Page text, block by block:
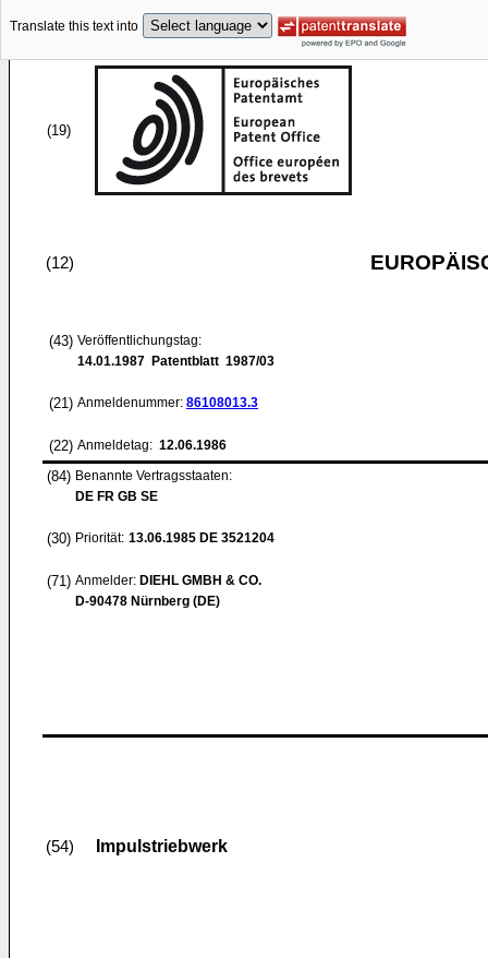
Translate this text into
(19)
(12)
(43) Veröffentlichungstag:
14.01.1987 Patentblatt 1987/03
(21) Anmeldenummer: 86108013.3
(22) Anmeldetag: 12.06.1986
(84) Benannte Vertragsstaaten:
DE FR GB SE
(30) Priorität: 13.06.1985 DE 3521204
(71) Anmelder: DIEHL GMBH & CO.
D-90478 Nürnberg (DE)
(54) Impulstriebwerk